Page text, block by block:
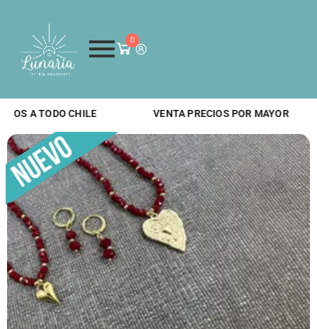
0
A TODO CHILE VENTA PRECIOS POR MAYOR